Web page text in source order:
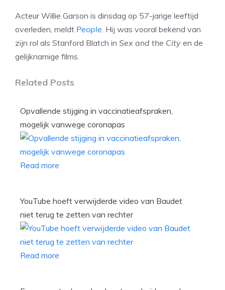
Acteur Willie Garson is dinsdag op 57-jarige leeftijd
overleden, meldt People . Hij was vooral bekend van
zijn rol als Stanford Blatch in Sex and the City en de
gelijknamige films.
Related Posts
Opvallende stijging in vaccinatieafspraken,
mogelijk vanwege coronapas
Read more
YouTube hoeft verwijderde video van Baudet
niet terug te zetten van rechter
Read more